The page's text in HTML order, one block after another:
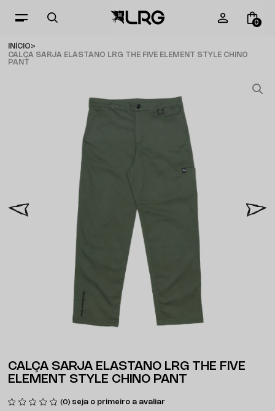
0
INÍCIO
CALÇA SARJA ELASTANO LRG THE FIVE ELEMENT STYLE CHINO
PANT
CALÇA SARJA ELASTANO LRG THE FIVE
ELEMENT STYLE CHINO PANT
(0) seja o primeiro a avaliar